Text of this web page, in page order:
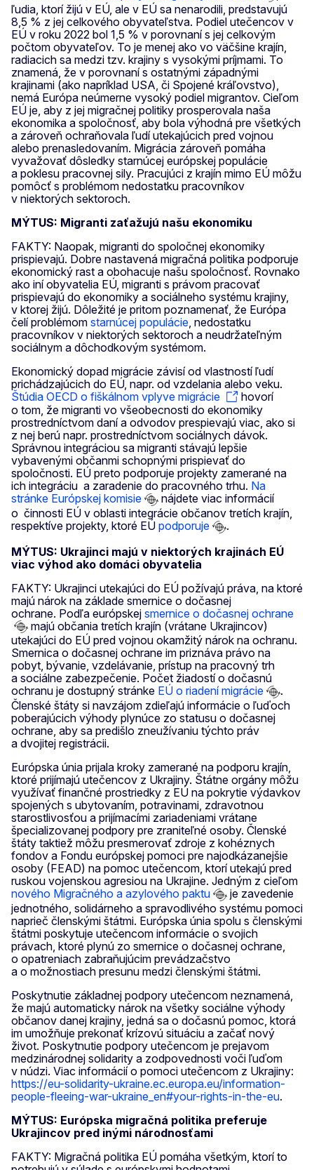
ľudia, ktorí žijú v EÚ, ale v EÚ sa nenarodili, predstavujú
8,5 % z jej celkového obyvateľstva. Podiel utečencov v
EÚ v roku 2022 bol 1,5 % v porovnaní s jej celkovým
počtom obyvateľov. To je menej ako vo väčšine krajín,
radiacich sa medzi tzv. krajiny s vysokými príjmami. To
znamená, že v porovnaní s ostatnými západnými
krajinami (ako napríklad USA, či Spojené kráľovstvo),
nemá Európa neúmerne vysoký podiel migrantov. Cieľom
EÚ je, aby z jej migračnej politiky prosperovala naša
ekonomika a spoločnosť, aby bola výhodná pre všetkých
a zároveň ochraňovala ľudí utekajúcich pred vojnou
alebo prenasledovaním. Migrácia zároveň pomáha
vyvažovať dôsledky starnúcej európskej populácie
a poklesu pracovnej sily. Pracujúci z krajín mimo EÚ môžu
pomôcť s problémom nedostatku pracovníkov
v niektorých sektoroch.
MÝTUS: Migranti zaťažujú našu ekonomiku
FAKTY: Naopak, migranti do spoločnej ekonomiky
prispievajú. Dobre nastavená migračná politika podporuje
ekonomický rast a obohacuje našu spoločnosť. Rovnako
ako iní obyvatelia EÚ, migranti s právom pracovať
prispievajú do ekonomiky a sociálneho systému krajiny,
v ktorej žijú. Dôležité je pritom poznamenať, že Európa
čelí problémom starnúcej populácie , nedostatku
pracovníkov v niektorých sektoroch a neudržateľným
sociálnym a dôchodkovým systémom.
Ekonomický dopad migrácie závisí od vlastností ľudí
prichádzajúcich do EÚ, napr. od vzdelania alebo veku.
Štúdia OECD o fiškálnom vplyve migrácie
hovorí
o tom, že migranti vo všeobecnosti do ekonomiky
prostredníctvom daní a odvodov prespievajú viac, ako si
z nej berú napr. prostredníctvom sociálnych dávok.
Správnou integráciou sa migranti stávajú lepšie
vybavenými občanmi schopnými prispievať do
spoločnosti. EÚ preto podporuje projekty zamerané na
ich integráciu a zaradenie do pracovného trhu. Na
stránke Európskej komisie
nájdete viac informácií
o činnosti EÚ v oblasti integrácie občanov tretích krajín,
respektíve projekty, ktoré EÚ podporuje
.
MÝTUS: Ukrajinci majú v niektorých krajinách EÚ
viac výhod ako domáci obyvatelia
FAKTY: Ukrajinci utekajúci do EÚ požívajú práva, na ktoré
majú nárok na základe smernice o dočasnej
ochrane. Podľa európskej smernice o dočasnej ochrane
majú občania tretích krajín (vrátane Ukrajincov)
utekajúci do EÚ pred vojnou okamžitý nárok na ochranu.
Smernica o dočasnej ochrane im priznáva právo na
pobyt, bývanie, vzdelávanie, prístup na pracovný trh
a sociálne zabezpečenie. Počet žiadostí o dočasnú
ochranu je dostupný stránke EÚ o riadení migrácie
.
Členské štáty si navzájom zdieľajú informácie o ľuďoch
poberajúcich výhody plynúce zo statusu o dočasnej
ochrane, aby sa predišlo zneužívaniu týchto práv
a dvojitej registrácii.
Európska únia prijala kroky zamerané na podporu krajín,
ktoré prijímajú utečencov z Ukrajiny. Štátne orgány môžu
využívať finančné prostriedky z EÚ na pokrytie výdavkov
spojených s ubytovaním, potravinami, zdravotnou
starostlivosťou a prijímacími zariadeniami vrátane
špecializovanej podpory pre zraniteľné osoby. Členské
štáty taktiež môžu presmerovať zdroje z kohéznych
fondov a Fondu európskej pomoci pre najodkázanejšie
osoby (FEAD) na pomoc utečencom, ktorí utekajú pred
ruskou vojenskou agresiou na Ukrajine. Jedným z cieľom
nového Migračného a azylového paktu
je zavedenie
jednotného, solidárneho a spravodlivého systému pomoci
naprieč členskými štátmi. Európska únia spolu s členskými
štátmi poskytuje utečencom informácie o svojich
právach, ktoré plynú zo smernice o dočasnej ochrane,
o opatreniach zabraňujúcim prevádzačstvo
a o možnostiach presunu medzi členskými štátmi.
Poskytnutie základnej podpory utečencom neznamená,
že majú automaticky nárok na všetky sociálne výhody
občanov danej krajiny, jedná sa o dočasnú pomoc, ktorá
im umožňuje prekonať krízovú situáciu a začať nový
život. Poskytnutie podpory utečencom je prejavom
medzinárodnej solidarity a zodpovednosti voči ľuďom
v núdzi. Viac informácií o pomoci utečencom z Ukrajiny:
https://eu-solidarity-ukraine.ec.europa.eu/information-
people-fleeing-war-ukraine_en#your-rights-in-the-eu.
MÝTUS: Európska migračná politika preferuje
Ukrajincov pred inými národnosťami
FAKTY: Migračná politika EÚ pomáha všetkým, ktorí to